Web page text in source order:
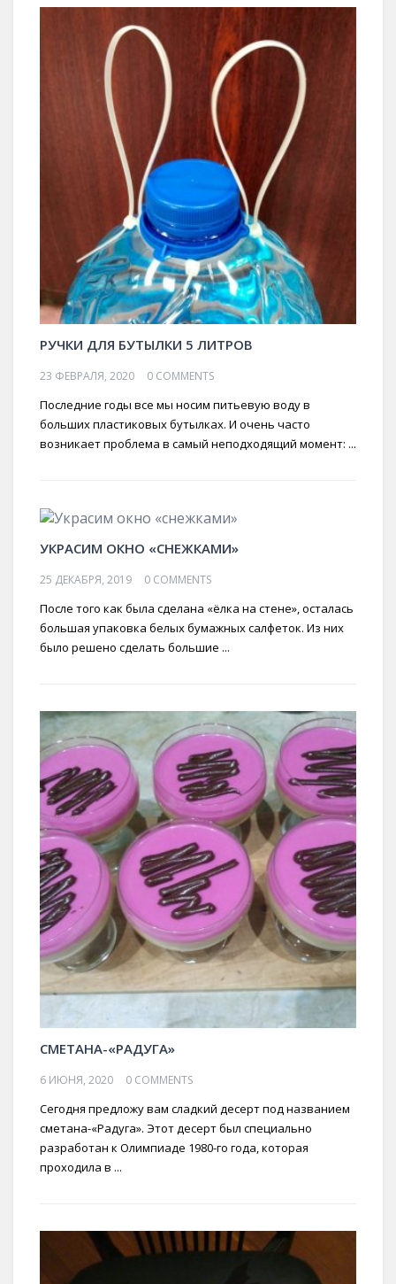
РУЧКИ ДЛЯ БУТЫЛКИ 5 ЛИТРОВ
23 ФЕВРАЛЯ, 2020 0 COMMENTS
Последние годы все мы носим питьевую воду в
больших пластиковых бутылках. И очень часто
возникает проблема в самый неподходящий момент: ...
УКРАСИМ ОКНО «СНЕЖКАМИ»
25 ДЕКАБРЯ, 2019 0 COMMENTS
После того как была сделана «ёлка на стене», осталась
большая упаковка белых бумажных салфеток. Из них
было решено сделать большие ...
СМЕТАНА-«РАДУГА»
6 ИЮНЯ, 2020 0 COMMENTS
Сегодня предложу вам сладкий десерт под названием
сметана-«Радуга». Этот десерт был специально
разработан к Олимпиаде 1980-го года, которая
проходила в ...